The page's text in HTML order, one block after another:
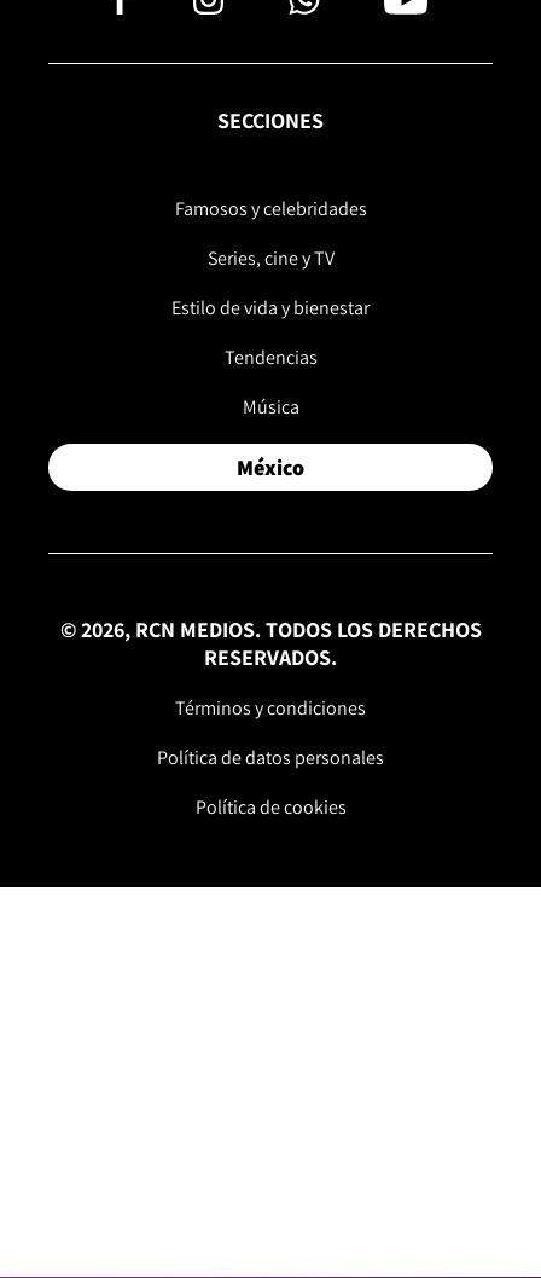
SECCIONES
Famosos y celebridades
Series, cine y TV
Estilo de vida y bienestar
Tendencias
Música
México
© 2026, RCN MEDIOS. TODOS LOS DERECHOS
RESERVADOS.
Términos y condiciones
Política de datos personales
Política de cookies